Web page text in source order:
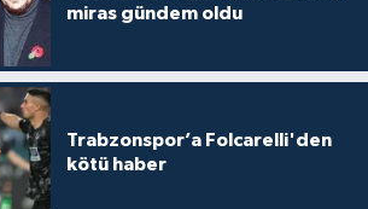
miras gündem oldu
Trabzonspor’a Folcarelli'den
kötü haber